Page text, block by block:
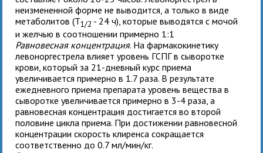
неизмененной форме не выводится, а только в виде
метаболитов (T1/2 - 24 ч), которые выводятся с мочой
и желчью в соотношении примерно 1:1
Равновесная концентрация. На фармакокинетику
левоноргестрела влияет уровень ГСПГ в сыворотке
крови, который за 21-дневный курс приема
увеличивается примерно в 1.7 раза. В результате
ежедневного приема препарата уровень вещества в
сыворотке увеличивается примерно в 3-4 раза, а
равновесная концентрация достигается во второй
половине цикла приема. При достижении равновесной
концентрации скорость клиренса сокращается
соответственно до 0.7 мл/мин/кг.